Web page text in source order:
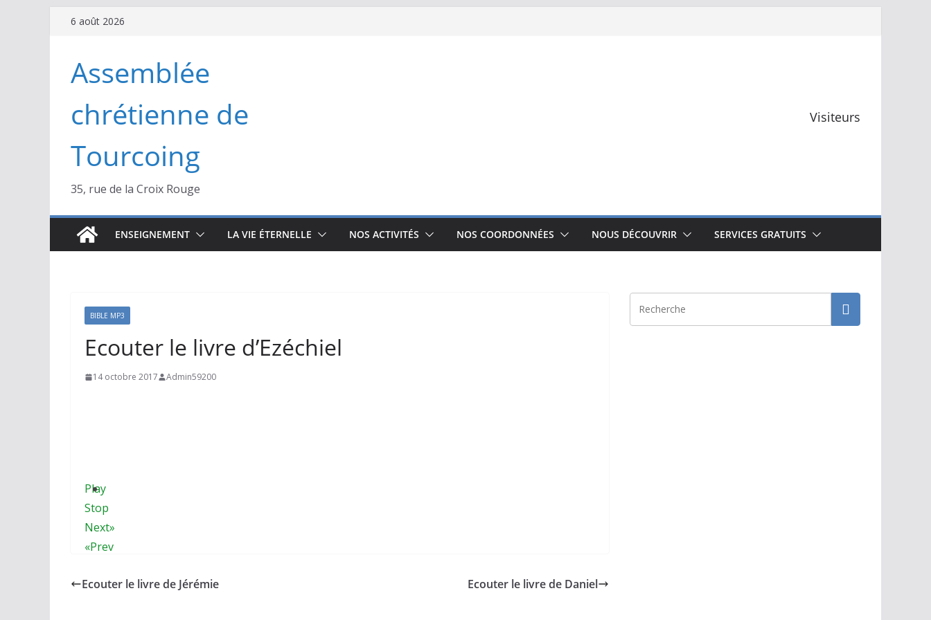
Passer6 août 2026
Assemblée
chrétienne de
Tourcoing
35, rue de la Croix Rouge
Visiteurs
ENSEIGNEMENT LA VIE ÉTERNELLE NOS ACTIVITÉS NOS COORDONNÉES NOUS DÉCOUVRIR SERVICES GRATUITS
BIBLE MP3
Ecouter le livre d’Ezéchiel
14 octobre 2017 Admin59200
Play
Stop
Next»
«Prev
Ecouter le livre de Jérémie
Ecouter le livre de Daniel